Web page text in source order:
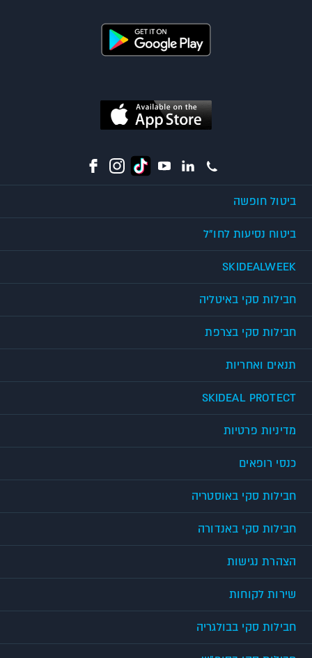
ביטול חופשה
ביטוח נסיעות לחו"ל
SKIDEALWEEK
חבילות סקי באיטליה
חבילות סקי בצרפת
תנאים ואחריות
SKIDEAL PROTECT
מדיניות פרטיות
כנסי רופאים
חבילות סקי באוסטריה
חבילות סקי באנדורה
הצהרת נגישות
שירות לקוחות
חבילות סקי בבולגריה